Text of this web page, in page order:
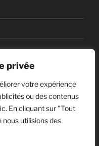
privée
votre expérience
ou des contenus
En cliquant sur "Tout
utilisions des